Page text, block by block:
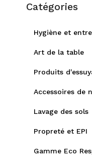
Catégories
Hygiène et
Art de la table
Produits
Accessoires de
Lavage des sols
Propreté et EPI
Gamme Eco